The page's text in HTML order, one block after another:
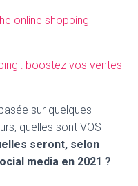
online shopping
: boostez vos ventes
sur quelques
quelles sont VOS
seront, selon
media en 2021 ?